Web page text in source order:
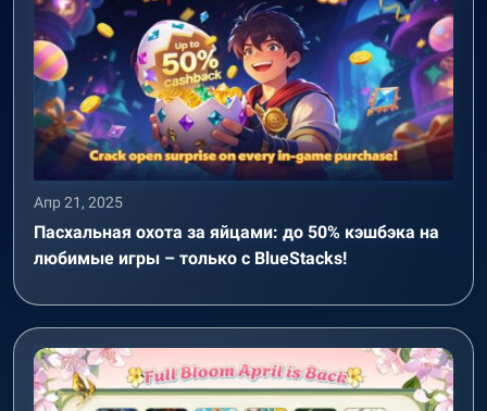
Апр 21, 2025
Пасхальная охота за яйцами: до 50% кэшбэка на
любимые игры – только с BlueStacks!